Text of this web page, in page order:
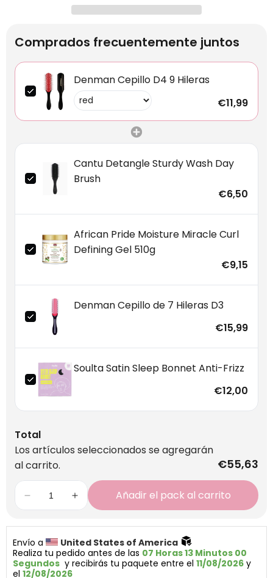
Comprados frecuentemente juntos
Denman Cepillo D4 9 Hileras
€11,99
Cantu Detangle Sturdy Wash Day
Brush
€6,50
African Pride Moisture Miracle Curl
Defining Gel 510g
€9,15
Denman Cepillo de 7 Hileras D3
€15,99
Soulta Satin Sleep Bonnet Anti-Frizz
€12,00
Total
Los artículos seleccionados se agregarán
al carrito.
€55,63
Añadir el pack al carrito
Envío a
United States of America
Realiza tu pedido antes de las 07 Horas 13 Minutos 00
Segundos
  y recibirás tu paquete entre el
11/08/2026 y
el 12/08/2026